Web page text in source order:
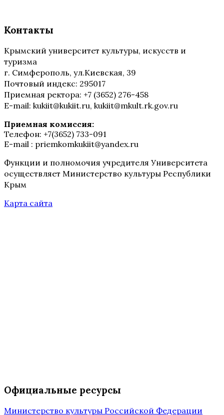
Контакты
Крымский университет культуры, искусств и
туризма
г. Симферополь, ул.Киевская, 39
Почтовый индекс: 295017
Приемная ректора: +7 (3652) 276-458
E-mail: kukiit@kukiit.ru, kukiit@mkult.rk.gov.ru
Приемная комиссия:
Телефон: +7(3652) 733-091
E-mail : priemkomkukiit@yandex.ru
Функции и полномочия учредителя Университета
осуществляет Министерство культуры Республики
Крым
Карта сайта
Официальные ресурсы
Министерство культуры Российской Федерации